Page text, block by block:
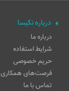
درباره نکیسا
درباره ما
شرایط استفاده
حریم خصوصی
فرصت‌های همکاری
تماس با ما